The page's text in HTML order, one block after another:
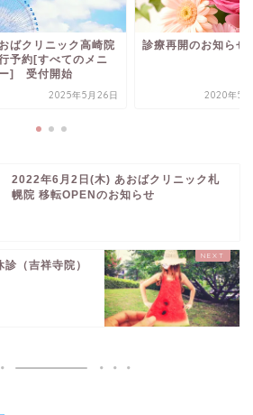
再開のお知らせ
2020年5月27日
名古屋駅前院 大阪梅
2025年12
2022年6月2日(木) あおばクリニック札
幌院 移転OPENのお知らせ
（吉祥寺院）